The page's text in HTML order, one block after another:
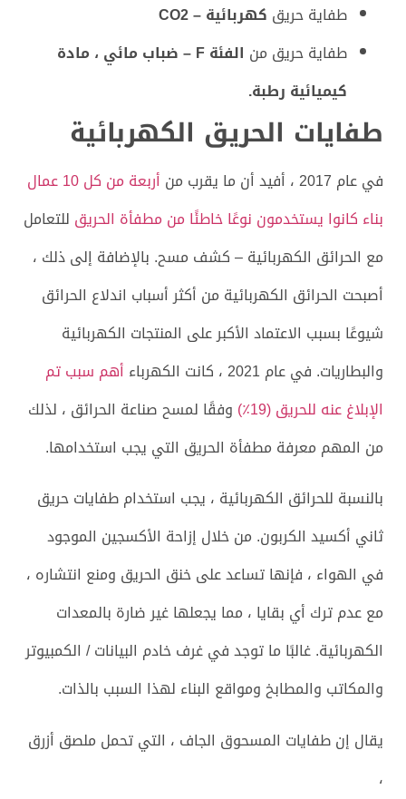
طفاية حريقكهربائية – CO2
طفاية حريق من
الفئة F – ضباب مائي ، مادة
كيميائية رطبة.
طفايات الحريق الكهربائية
في عام 2017 ، أفيد أن ما يقرب من
أربعة من كل 10 عمال
بناء كانوا يستخدمون نوعًا خاطئًا من مطفأة الحريقللتعامل
مع الحرائق الكهربائية – كشف مسح. بالإضافة إلى ذلك ،
أصبحت الحرائق الكهربائية من أكثر أسباب اندلاع الحرائق
شيوعًا بسبب الاعتماد الأكبر على المنتجات الكهربائية
والبطاريات. في عام 2021 ، كانت الكهرباء
أهم سبب تم
الإبلاغ عنه للحريق (19٪)
وفقًا لمسح صناعة الحرائق ، لذلك
من المهم معرفة مطفأة الحريق التي يجب استخدامها.
بالنسبة للحرائق الكهربائية ، يجب استخدام طفايات حريق
ثاني أكسيد الكربون. من خلال إزاحة الأكسجين الموجود
في الهواء ، فإنها تساعد على خنق الحريق ومنع انتشاره ،
مع عدم ترك أي بقايا ، مما يجعلها غير ضارة بالمعدات
الكهربائية. غالبًا ما توجد في غرف خادم البيانات / الكمبيوتر
والمكاتب والمطابخ ومواقع البناء لهذا السبب بالذات.
يقال إن طفايات المسحوق الجاف ، التي تحمل ملصق أزرق